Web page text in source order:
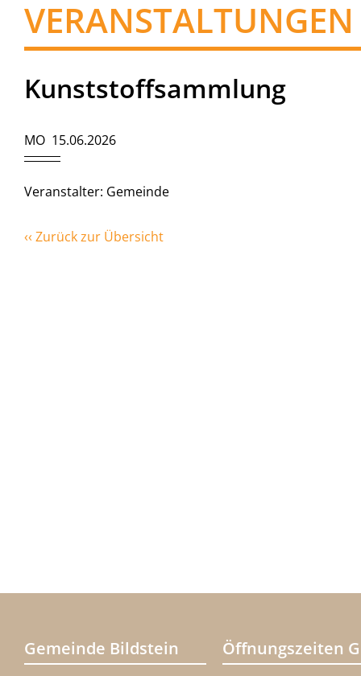
VERANSTALTUNGEN
Kunststoffsammlung
MO 15.06.2026
Veranstalter: Gemeinde
‹‹ Zurück zur Übersicht
Gemeinde Bildstein Öffnungszeiten